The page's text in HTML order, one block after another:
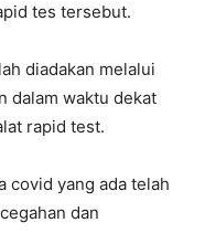
tes tersebut.
diadakan melalui
dalam waktu dekat
rapid test.
covid yang ada telah
dan